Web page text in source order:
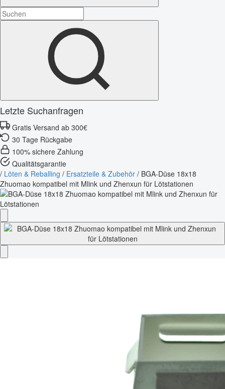
Letzte Suchanfragen
Gratis Versand ab 300€
30 Tage Rückgabe
100% sichere Zahlung
Qualitätsgarantie
/ Löten & Reballing / Ersatzteile & Zubehör / BGA-Düse 18x18
Zhuomao kompatibel mit Mlink und Zhenxun für Lötstationen